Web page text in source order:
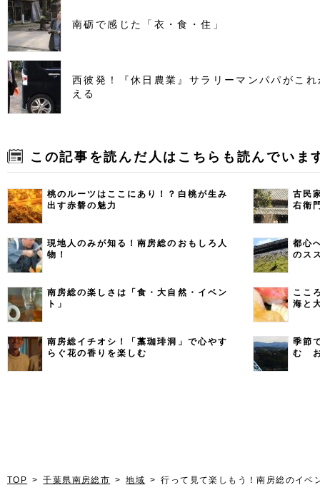
南砺で感じた「衣・食・住」
西彼発！『休日農業』サラリーマンパパがこ
える
この記事を読んだ人はこちらも読んでいま
桃のルーツはここにあり！？白桃が生み
出す赤磐の魅力
古民
右衛
現地人のみが知る！南房総のおもしろ人
物！
都心
のス
南房総の楽しさは「食・大自然・イベン
ト」
ここ
海と
南房総イチオシ！「藁珈琲洞」で心やす
らぐ花の香りを楽しむ
季節
む お
TOP 千葉県南房総市 地域 行って見て楽しもう！南房総のイベ